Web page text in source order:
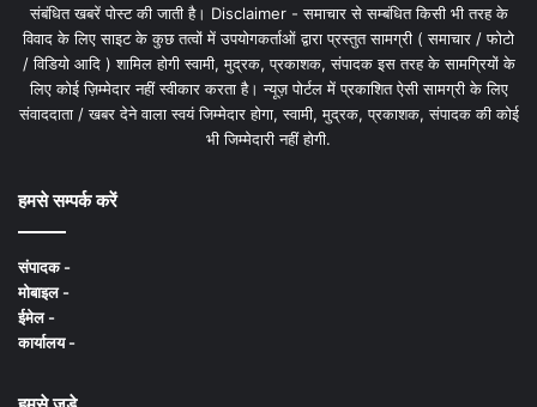
संबंधित खबरें पोस्ट की जाती है। Disclaimer - समाचार से सम्बंधित किसी भी तरह के
विवाद के लिए साइट के कुछ तत्वों में उपयोगकर्ताओं द्वारा प्रस्तुत सामग्री ( समाचार / फोटो
/ विडियो आदि ) शामिल होगी स्वामी, मुद्रक, प्रकाशक, संपादक इस तरह के सामग्रियों के
लिए कोई ज़िम्मेदार नहीं स्वीकार करता है। न्यूज़ पोर्टल में प्रकाशित ऐसी सामग्री के लिए
संवाददाता / खबर देने वाला स्वयं जिम्मेदार होगा, स्वामी, मुद्रक, प्रकाशक, संपादक की कोई
भी जिम्मेदारी नहीं होगी.
हमसे सम्पर्क करें
संपादक -
मोबाइल -
ईमेल -
कार्यालय -